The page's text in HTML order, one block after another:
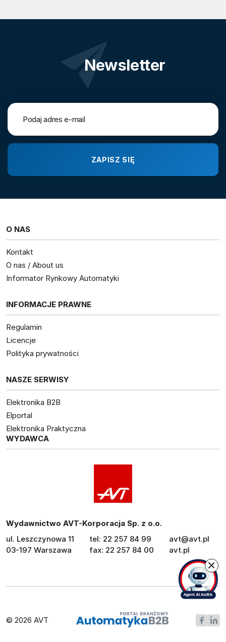
Newsletter
O NAS
Kontakt
O nas / About us
Informator Rynkowy Automatyki
INFORMACJE PRAWNE
Regulamin
Licencje
Polityka prywatności
NASZE SERWISY
Elektronika B2B
Elportal
Elektronika Praktyczna
WYDAWCA
Wydawnictwo AVT-Korporacja Sp. z o.o.
ul. Leszczynowa 11
03-197 Warszawa
tel: 22 257 84 99
fax: 22 257 84 00
avt@avt.pl
avt.pl
© 2026 AVT